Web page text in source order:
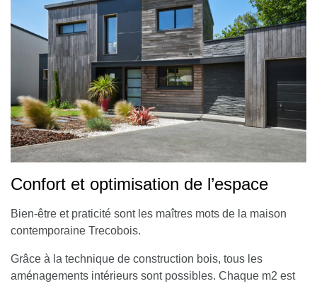
Confort et optimisation de l’espace
Bien-être et praticité sont les maîtres mots de la maison
contemporaine Trecobois.
Grâce à la technique de construction bois, tous les
aménagements intérieurs sont possibles. Chaque m2 est